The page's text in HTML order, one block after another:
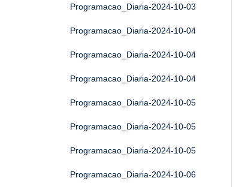
Programacao_Diaria-2024-10-03
Programacao_Diaria-2024-10-04
Programacao_Diaria-2024-10-04
Programacao_Diaria-2024-10-04
Programacao_Diaria-2024-10-05
Programacao_Diaria-2024-10-05
Programacao_Diaria-2024-10-05
Programacao_Diaria-2024-10-06